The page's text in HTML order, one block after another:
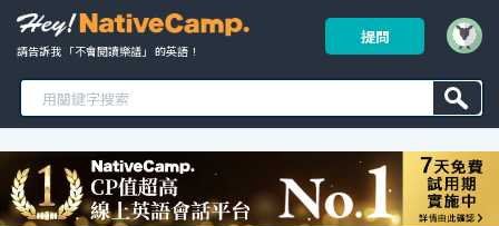
請告訴我 「不會閱讀樂譜」 的英語！
提問